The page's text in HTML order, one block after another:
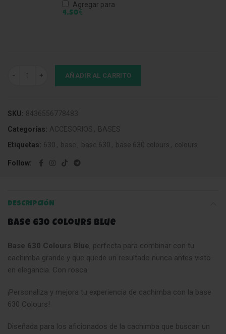
Agregar para
4,50€
Base 630 Colours Blue cantidad
AÑADIR AL CARRITO
SKU: 8436556778483
Categorías: ACCESORIOS , BASES
Etiquetas: 630 , base , base 630 , base 630 colours , colours
Follow
DESCRIPCIÓN
Base 630 Colours Blue
Base 630 Colours Blue, perfecta para combinar con tu
cachimba grande y que quede un resultado nunca antes visto
en elegancia. Con rosca.
¡Personaliza y mejora tu experiencia de cachimba con la base
630 Colours!
Diseñada para los aficionados de la cachimba que buscan un